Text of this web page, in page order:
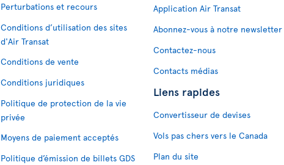
Perturbations et recours
Conditions d’utilisation des sites
d'Air Transat
Conditions de vente
Conditions juridiques
Politique de protection de la vie
privée
Moyens de paiement acceptés
Politique d’émission de billets GDS
Application Air Transat
Abonnez-vous à notre newsletter
Contactez-nous
Contacts médias
Liens rapides
Convertisseur de devises
Vols pas chers vers le Canada
Plan du site